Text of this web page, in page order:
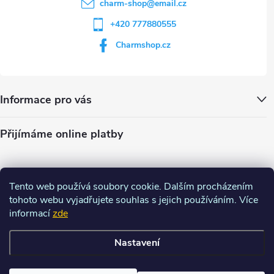
Tento web používá soubory cookie. Dalším procházením
tohoto webu vyjadřujete souhlas s jejich používáním. Více
informacízde
Nastavení
charm-shop@email.cz
+420 777880555
Charmshop.cz
Informace pro vás
Přijímáme online platby